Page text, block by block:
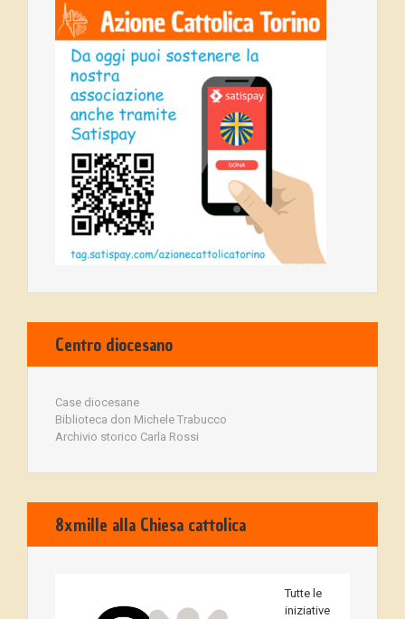
Centro diocesano
Case diocesane
Biblioteca don Michele Trabucco
Archivio storico Carla Rossi
8xmille alla Chiesa cattolica
Tutte le
iniziative